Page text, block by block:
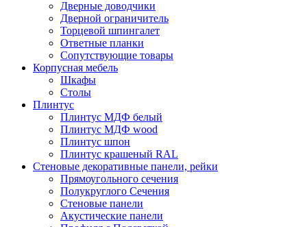
Дверные доводчики
Дверной ограничитель
Торцевой шпингалет
Ответные планки
Сопутствующие товары
Корпусная мебель
Шкафы
Столы
Плинтус
Плинтус МДФ белый
Плинтус МДФ wood
Плинтус шпон
Плинтус крашеный RAL
Стеновые декоративные панели, рейки
Прямоугольного сечения
Полукруглого Сечения
Стеновые панели
Акустические панели